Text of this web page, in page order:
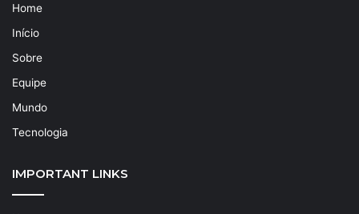
Home
Início
Sobre
Equipe
Mundo
Tecnologia
IMPORTANT LINKS